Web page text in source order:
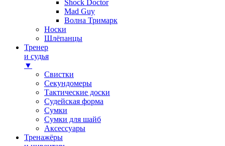
Shock Doctor
Mad Guy
Волна Тримарк
Носки
Шлёпанцы
Тренер
и судья
▼
Свистки
Секундомеры
Тактические доски
Судейская форма
Сумки
Сумки для шайб
Аксессуары
Тренажёры